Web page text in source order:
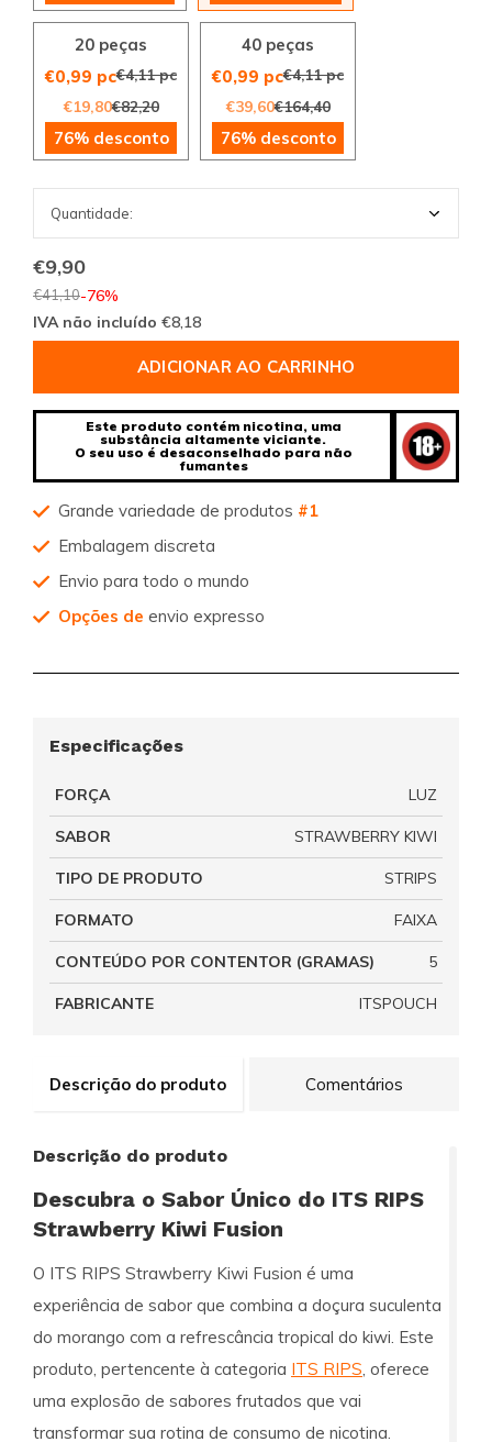
20 peças
€0,99 pc€4,11 pc
€19,80€82,20
76% desconto
40 peças
€0,99 pc€4,11 pc
€39,60€164,40
76% desconto
€9,90
€41,10-76%
IVA não incluído €8,18
ADICIONAR AO CARRINHO
Este produto contém nicotina, uma
substância altamente viciante.
O seu uso é desaconselhado para não
fumantes
Grande variedade de produtos #1
Embalagem discreta
Envio para todo o mundo
Opções de envio expresso
Descrição do produto Comentários
Descrição do produto
Descubra o Sabor Único do ITS RIPS
Strawberry Kiwi Fusion
O ITS RIPS Strawberry Kiwi Fusion é uma
experiência de sabor que combina a doçura suculenta
do morango com a refrescância tropical do kiwi. Este
produto, pertencente à categoria ITS RIPS, oferece
uma explosão de sabores frutados que vai
transformar sua rotina de consumo de nicotina.
Especificações
FORÇA LUZ
SABOR STRAWBERRY KIWI
TIPO DE PRODUTO STRIPS
FORMATO FAIXA
CONTEÚDO POR CONTENTOR (GRAMAS) 5
FABRICANTE ITSPOUCH